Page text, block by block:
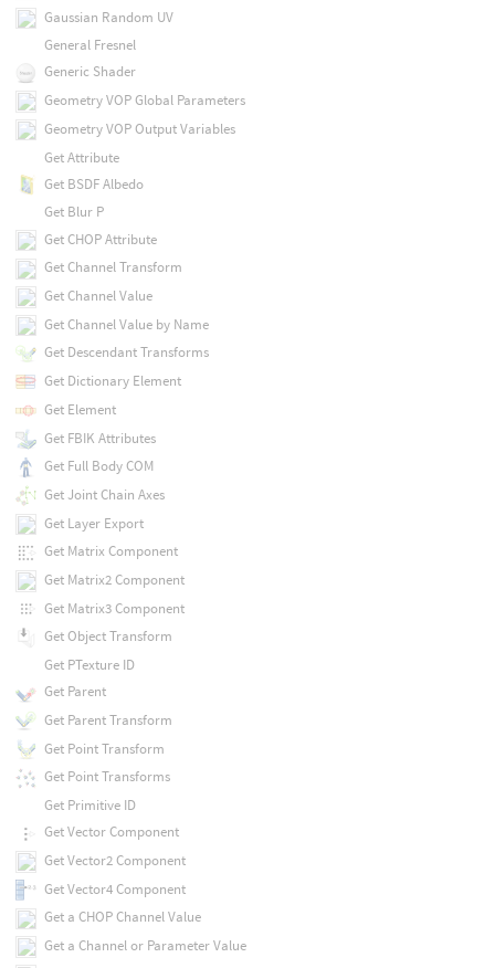
Gaussian Random UV
General Fresnel
Generic Shader
Geometry VOP Global Parameters
Geometry VOP Output Variables
Get Attribute
Get BSDF Albedo
Get Blur P
Get CHOP Attribute
Get Channel Transform
Get Channel Value
Get Channel Value by Name
Get Descendant Transforms
Get Dictionary Element
Get Element
Get FBIK Attributes
Get Full Body COM
Get Joint Chain Axes
Get Layer Export
Get Matrix Component
Get Matrix2 Component
Get Matrix3 Component
Get Object Transform
Get PTexture ID
Get Parent
Get Parent Transform
Get Point Transform
Get Point Transforms
Get Primitive ID
Get Vector Component
Get Vector2 Component
Get Vector4 Component
Get a CHOP Channel Value
Get a Channel or Parameter Value